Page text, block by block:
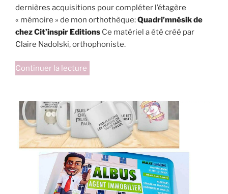
dernières acquisitions pour compléter l’étagère
« mémoire » de mon orthothèque:Quadri’mnésik de
chez Cit’inspir Editions Ce matériel a été créé par
Claire Nadolski, orthophoniste.
Continuer la lecture
mémoire
visuo-
spatiale »